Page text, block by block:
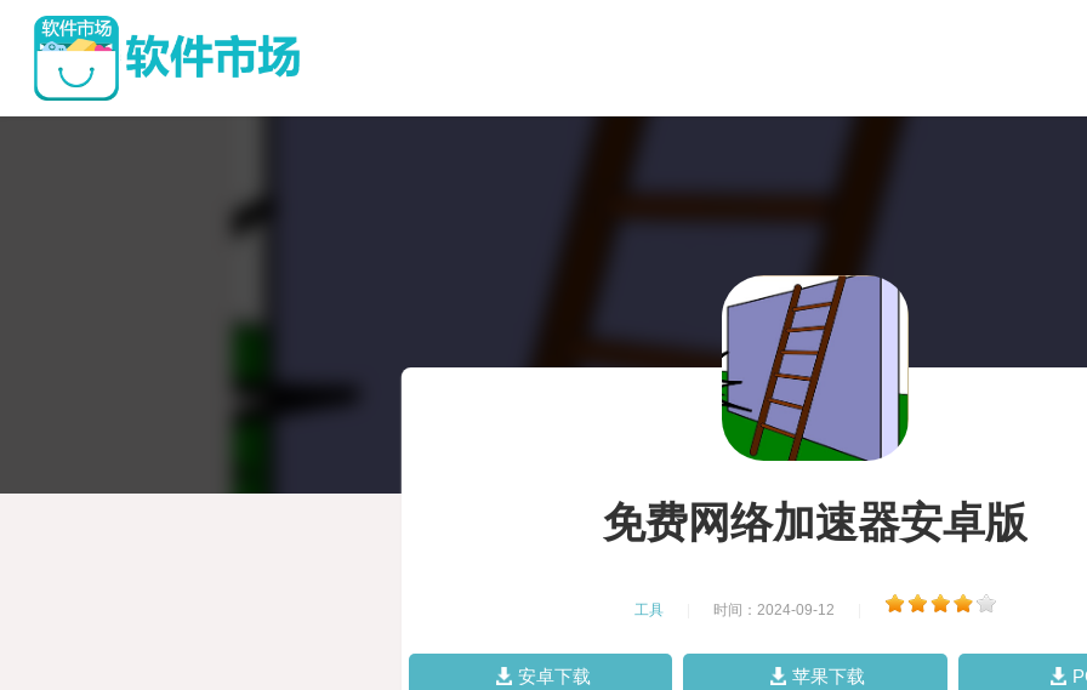
免费网络加速器安卓版
工具 时间：2024-09-12
安卓下载 苹果下载